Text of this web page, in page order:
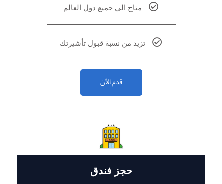
متاح الي جميع دول العالم
تزيد من نسبة قبول تأشيرتك
قدم الأن
حجز فندق